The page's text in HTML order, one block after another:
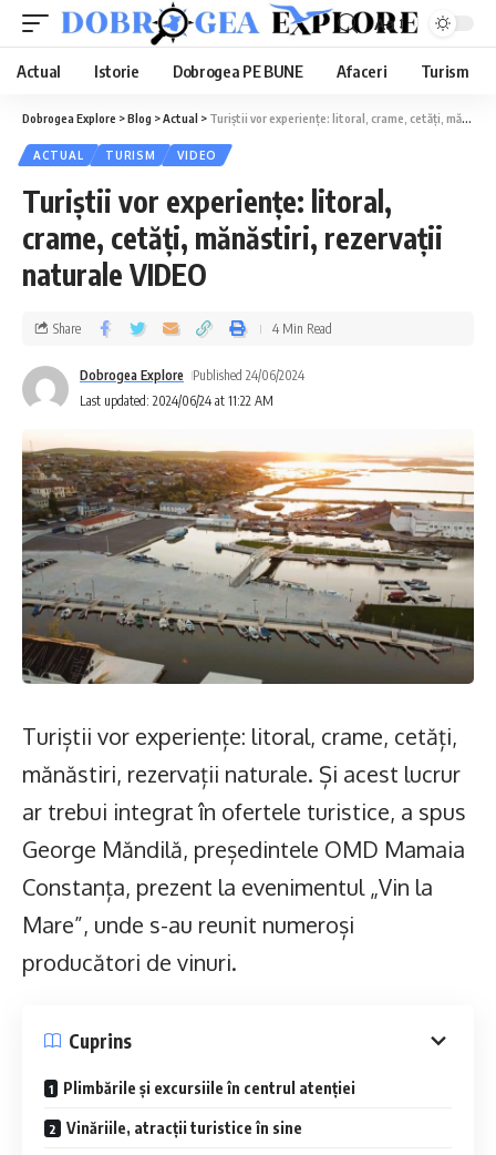
Aa
Actual Istorie Dobrogea PE BUNE Afaceri Turism
Dobrogea Explore >Blog >Actual > Turiștii vor experiențe: litoral, crame, cetăți, mănăstiri, rezervații naturale VIDEO
ACTUAL TURISM VIDEO
Turiștii vor experiențe: litoral,
crame, cetăți, mănăstiri, rezervații
naturale VIDEO
Last updated: 2024/06/24 at 11:22 AM
Dobrogea Explore Published 24/06/2024
Share 4 Min Read
Turiștii vor experiențe: litoral, crame, cetăți,
mănăstiri, rezervații naturale. Și acest lucrur
ar trebui integrat în ofertele turistice, a spus
George Măndilă, președintele OMD Mamaia
Constanța, prezent la evenimentul „Vin la
Mare”, unde s-au reunit numeroși
producători de vinuri.
Cuprins
Plimbările și excursiile în centrul atenției
Vinăriile, atracții turistice în sine